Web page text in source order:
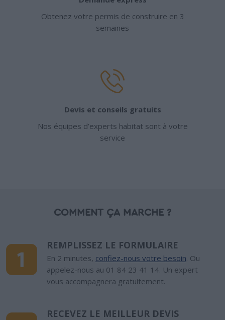
Obtenez votre permis de construire en 3
semaines
Devis et conseils gratuits
Nos équipes d’experts habitat sont à votre
service
COMMENT ÇA MARCHE ?
REMPLISSEZ LE FORMULAIRE
En 2 minutes, confiez-nous votre besoin. Ou
appelez-nous au 01 84 23 41 14. Un expert
vous accompagnera gratuitement.
RECEVEZ LE MEILLEUR DEVIS